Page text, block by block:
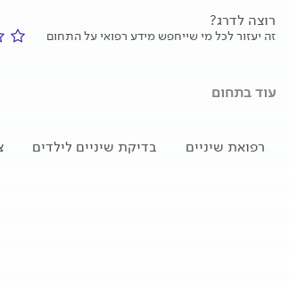
רוצה לדרג?
זה יעזור לכל מי שייחפש מידע רפואי על התחום
עוד בתחום
רפואת שיניים בדיקת שיניים לילדים